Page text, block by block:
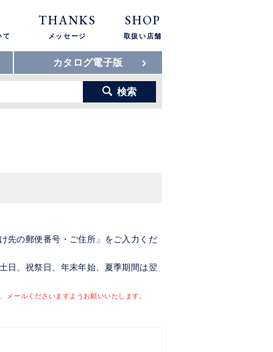
て
THANKS
メッセージ
SHOP
取扱い店舗
カタログ電子版
検索
先の郵便番号・ご住所」をご入力くだ
日、祝祭日、年末年始、夏季期間は翌
ールくださいますようお願いいたします。